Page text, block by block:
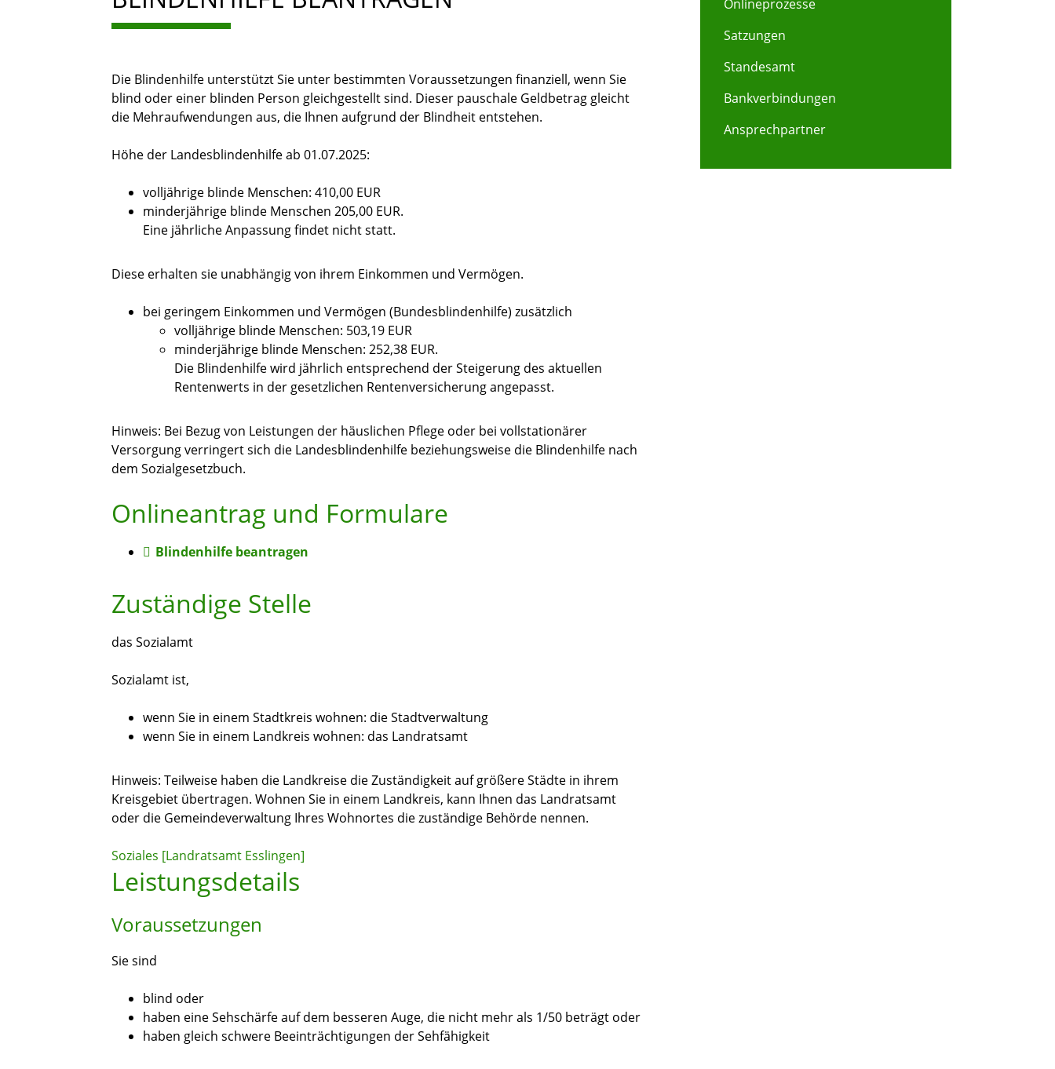
Die Blindenhilfe unterstützt Sie unter bestimmten Voraussetzungen finanziell, wenn Sie
blind oder einer blinden Person gleichgestellt sind. Dieser pauschale Geldbetrag gleicht
die Mehraufwendungen aus, die Ihnen aufgrund der Blindheit entstehen.
Höhe der Landesblindenhilfe ab 01.07.2025:
volljährige blinde Menschen: 410,00 EUR
minderjährige blinde Menschen 205,00 EUR.
Eine jährliche Anpassung findet nicht statt.
Diese erhalten sie unabhängig von ihrem Einkommen und Vermögen.
bei geringem Einkommen und Vermögen (Bundesblindenhilfe) zusätzlich
volljährige blinde Menschen: 503,19 EUR
minderjährige blinde Menschen: 252,38 EUR.
Die Blindenhilfe wird jährlich entsprechend der Steigerung des aktuellen
Rentenwerts in der gesetzlichen Rentenversicherung angepasst.
Hinweis: Bei Bezug von Leistungen der häuslichen Pflege oder bei vollstationärer
Versorgung verringert sich die Landesblindenhilfe beziehungsweise die Blindenhilfe nach
dem Sozialgesetzbuch.
Onlineantrag und Formulare
Blindenhilfe beantragen
Zuständige Stelle
das Sozialamt
Sozialamt ist,
wenn Sie in einem Stadtkreis wohnen: die Stadtverwaltung
wenn Sie in einem Landkreis wohnen: das Landratsamt
Hinweis: Teilweise haben die Landkreise die Zuständigkeit auf größere Städte in ihrem
Kreisgebiet übertragen. Wohnen Sie in einem Landkreis, kann Ihnen das Landratsamt
oder die Gemeindeverwaltung Ihres Wohnortes die zuständige Behörde nennen.
Soziales [Landratsamt Esslingen]
Leistungsdetails
Voraussetzungen
Sie sind
blind oder
haben eine Sehschärfe auf dem besseren Auge, die nicht mehr als 1/50 beträgt oder
haben gleich schwere Beeinträchtigungen der Sehfähigkeit
Onlineprozesse
Satzungen
Standesamt
Bankverbindungen
Ansprechpartner